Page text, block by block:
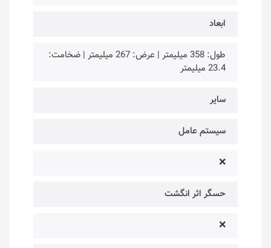
ابعاد
طول: 358 میلیمتر | عرض: 267 میلیمتر | ضخامت:
23.4 میلیمتر
سایر
سیستم عامل
❌
حسگر اثر انگشت
❌